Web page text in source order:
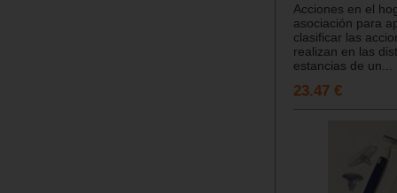
Acciones en el
asociación para
clasificar las
realizan en las
estancias de un...
23.47 €